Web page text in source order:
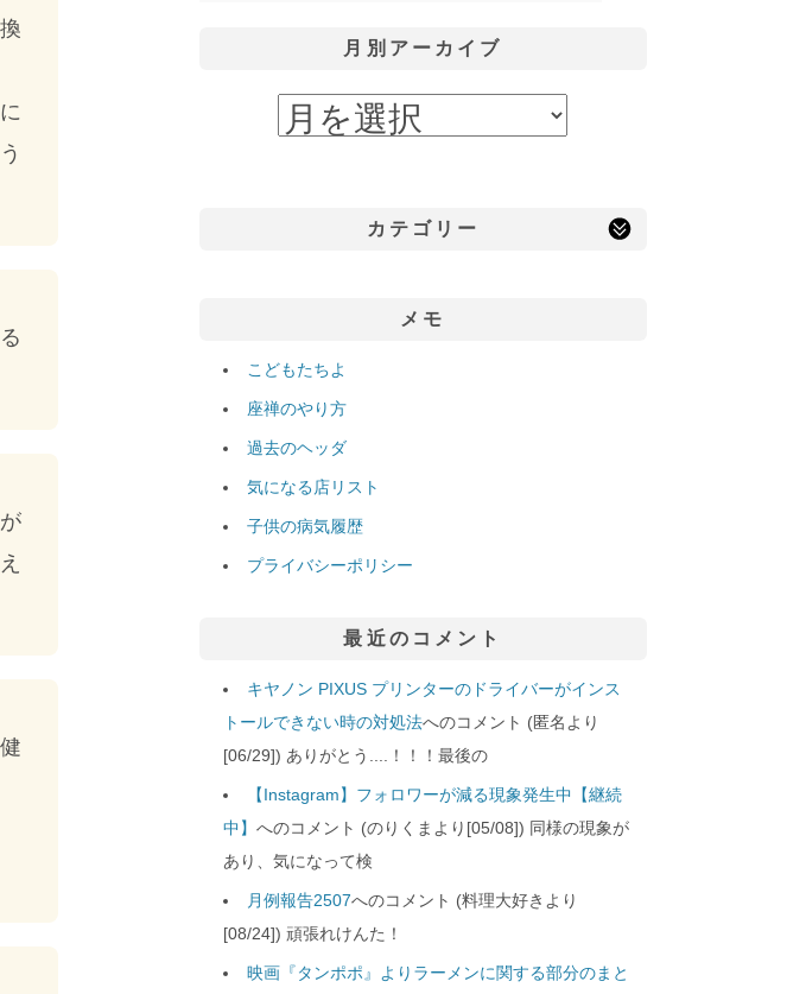
月別アーカイブ
カテゴリー
メモ
こどもたちよ
座禅のやり方
過去のヘッダ
気になる店リスト
子供の病気履歴
プライバシーポリシー
最近のコメント
キヤノン PIXUS プリンターのドライバーがインス
トールできない時の対処法へのコメント (匿名より
[06/29]) ありがとう....！！！最後の
【Instagram】フォロワーが減る現象発生中【継続
中】へのコメント (のりくまより[05/08]) 同様の現象が
あり、気になって検
月例報告2507へのコメント (料理大好きより
[08/24]) 頑張れけんた！
映画『タンポポ』よりラーメンに関する部分のまと